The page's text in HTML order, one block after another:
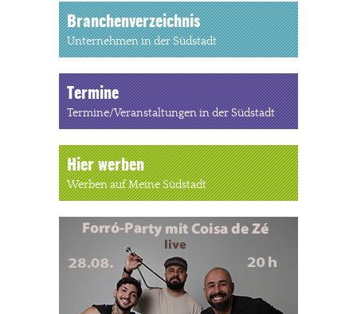
Branchenverzeichnis
Unternehmen in der Südstadt
Termine
Termine/Veranstaltungen in der Südstadt
Hier werben
Werben auf Meine Südstadt